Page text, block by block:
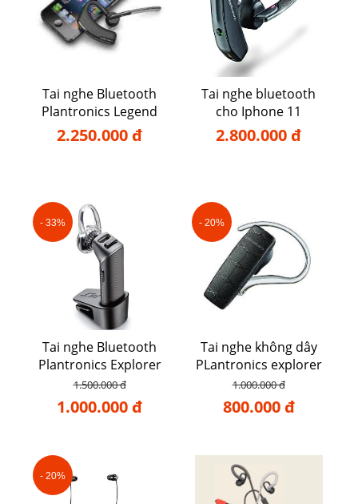
Tai nghe Bluetooth
Plantronics Legend
2.250.000 đ
Tai nghe bluetooth
cho Iphone 11
2.800.000 đ
- 33%
Tai nghe Bluetooth
Plantronics Explorer
102
1.500.000 đ
1.000.000 đ
- 20%
Tai nghe không dây
PLantronics explorer
50
1.000.000 đ
800.000 đ
- 20%